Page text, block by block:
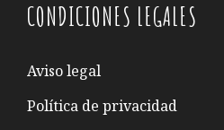
CONDICIONES LEGALES
Aviso legal
Política de privacidad